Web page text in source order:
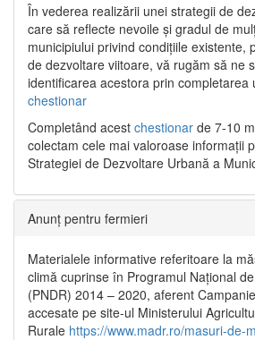
În vederea realizării unei strategii de
care să reflecte nevoile și gradul de
municipiului privind condițiile existente,
de dezvoltare viitoare, vă rugăm să ne
identificarea acestora prin completarea
chestionar
Completând acest chestionar de 7-10
colectam cele mai valoroase informații
Strategiei de Dezvoltare Urbană a
Anunț pentru fermieri
Materialele informative referitoare la
climă cuprinse în Programul Național
(PNDR) 2014 – 2020, aferent
accesate pe site-ul Ministerului
Rurale https://www.madr.ro/masuri-de-